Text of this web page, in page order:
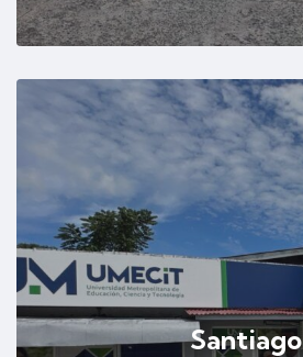
Santiago